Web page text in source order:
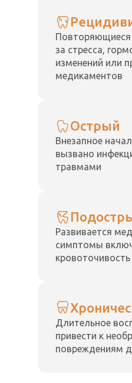
Повторяющиеся
за стресса,
изменений или
медикаментов
Острый
Внезапное
вызвано
травмами
Развивается
симптомы
Длительное
привести к
повреждениям